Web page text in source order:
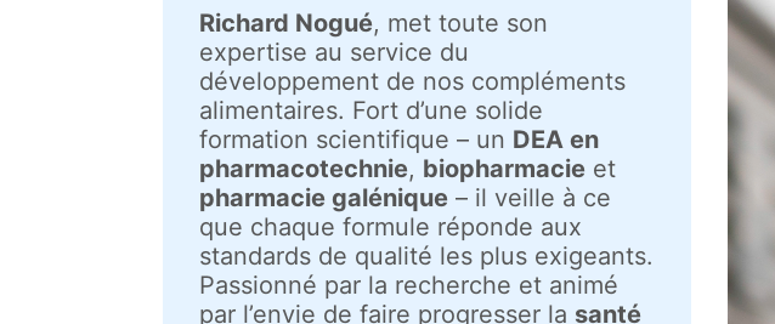
Richard Nogué, met toute son
expertise au service du
développement de nos compléments
alimentaires. Fort d’une solide
formation scientifique – un DEA en
pharmacotechnie, biopharmacie et
pharmacie galénique – il veille à ce
que chaque formule réponde aux
standards de qualité les plus exigeants.
Passionné par la recherche et animé
par l’envie de faire progresser la santé